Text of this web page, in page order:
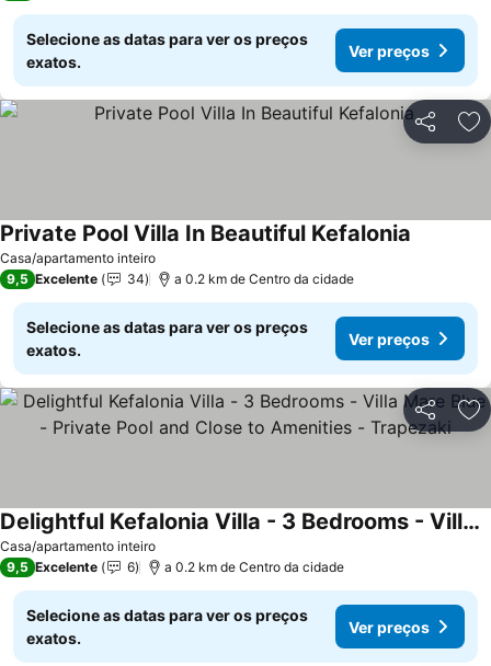
Selecione as datas para ver os preços
exatos.
Ver preços
Partilhar
Casa/apartamento inteiro
Private Pool Villa In Beautiful Kefalonia
9,5 Excelente 34 a 0.2 km de Centro da cidade
Selecione as datas para ver os preços
exatos.
Ver preços
Partilhar
Casa/apartamento inteiro
Delightful Kefalonia Villa - 3 Bedrooms - Villa Mare Blue - Private Pool and Close to Amenities - Trapezaki
9,5 Excelente 6 a 0.2 km de Centro da cidade
Selecione as datas para ver os preços
exatos.
Ver preços